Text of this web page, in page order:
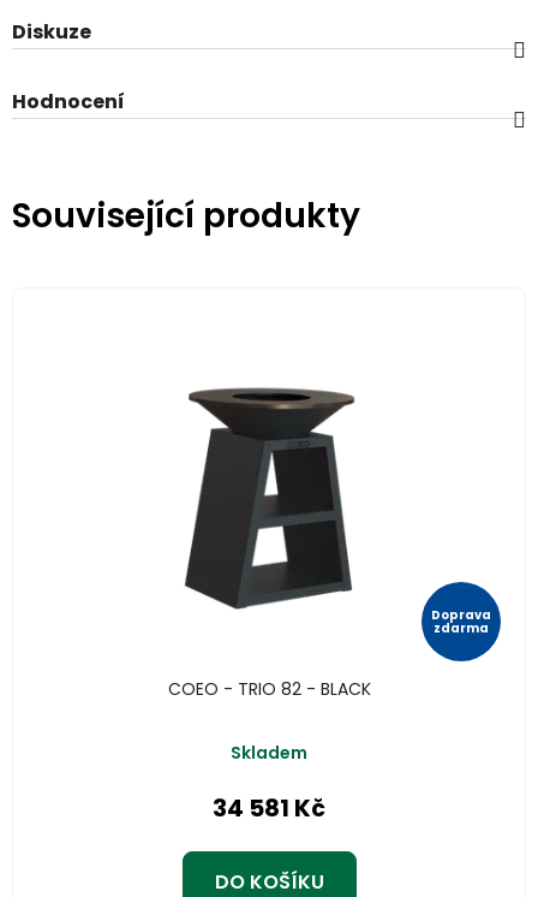
Diskuze
Hodnocení
Související produkty
Doprava
zdarma
COEO - TRIO 82 - BLACK
Skladem
34 581 Kč
DO KOŠÍKU